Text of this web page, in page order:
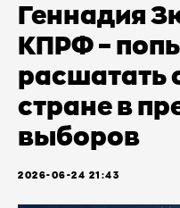
Геннадия
КПРФ –
расшатать
стране в
выборов
2026-06-24 21:43